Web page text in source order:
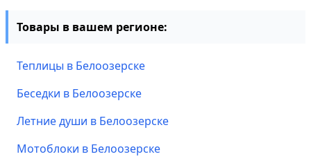
Товары в вашем регионе:
Теплицы в Белоозерске
Беседки в Белоозерске
Летние души в Белоозерске
Мотоблоки в Белоозерске